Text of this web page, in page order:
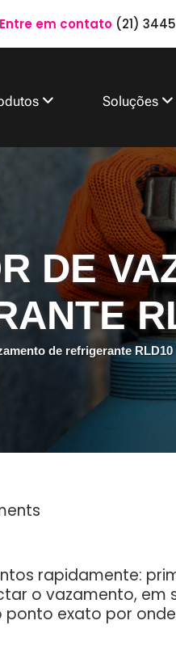
em contato (21)
Soluções
DE
de refrigerante RLD10
rapidamente:
o vazamento, em
ponto exato por